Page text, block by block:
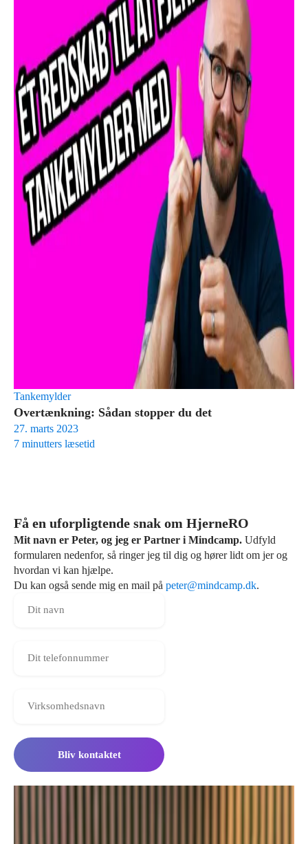
Tankemylder
Overtænkning: Sådan stopper du det
27. marts 2023
7 minutters læsetid
Få en uforpligtende snak om HjerneRO
Mit navn er Peter, og jeg er Partner i Mindcamp. Udfyld
formularen nedenfor, så ringer jeg til dig og hører lidt om jer og
hvordan vi kan hjælpe.
Du kan også sende mig en mail på peter@mindcamp.dk.
Bliv kontaktet